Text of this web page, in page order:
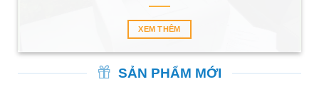
XEM THÊM
SẢN PHẨM MỚI